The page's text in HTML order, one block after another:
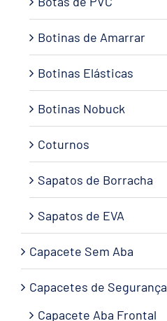
Botinas de Amarrar
Botinas Elásticas
Botinas Nobuck
Coturnos
Sapatos de Borracha
Sapatos de EVA
Capacete Sem Aba
Capacetes de Segurança
Capacete Aba Frontal